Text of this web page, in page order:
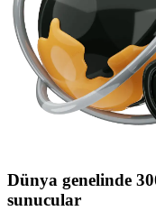
Dünya genelinde
sunucular